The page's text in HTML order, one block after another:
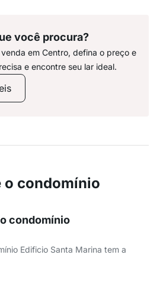
você procura?
em Centro, defina o preço e
e encontre seu lar ideal.
o condomínio
condomínio
Edificio Santa Marina tem a